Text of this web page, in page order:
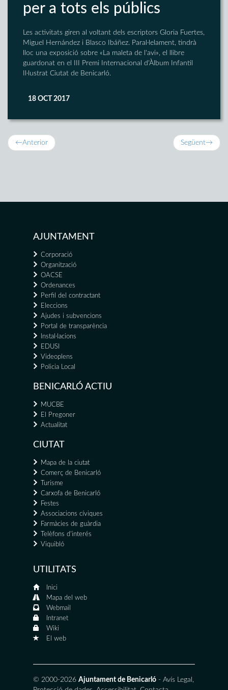
per a tots els públics
Les activitats giren al voltant dels escriptors Gloria Fuertes,
Miguel Hernández i Blasco Ibáñez. Paral·lelament, tindrà
lloc una exposició sobre «La maleta de l'avi», el llibre
guardonat en el III Premi Internacional d'Àlbum Infantil
Il·lustrat Ciutat de Benicarló.
18 OCT 2017
←Anterior Següent→
AJUNTAMENT
Corporació
Organització
OACSE
Ordenances
Perfil del contractant
Eleccions
Ajudes i subvencions
Portal de transparència
Instal·lacions
EDUSI
Videoplens
Policia Local
BENICARLÓ ACTIU
MUCBE
El Pregoner
Actualitat
CIUTAT
Mapa de la ciutat
Comerç de Benicarló
Turisme
Carxofa de Benicarló
Festes
Associacions cíviques
Farmàcies de guàrdia
Telèfons d'interés
Viquibló
UTILITATS
Inici
Mapa del web
Webmail
Intranet
Wiki
El web
© 2000-2026 Ajuntament de Benicarló - Avís Legal ,